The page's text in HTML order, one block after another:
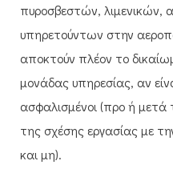
πυροσβεστών, λιμενικών,
υπηρετούντων στην
αποκτούν πλέον το
μονάδας υπηρεσίας, αν
ασφαλισμένοι (προ ή
της σχέσης εργασίας με
και μη).